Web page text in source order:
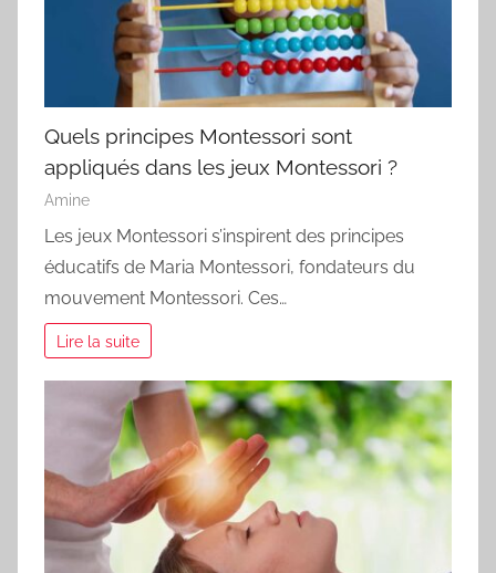
Quels principes Montessori sont
appliqués dans les jeux Montessori ?
Amine
Les jeux Montessori s’inspirent des principes
éducatifs de Maria Montessori, fondateurs du
mouvement Montessori. Ces…
Lire la suite